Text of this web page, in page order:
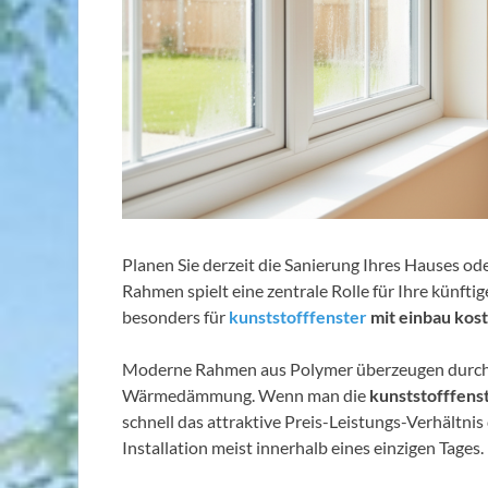
Planen Sie derzeit die Sanierung Ihres Hauses
Rahmen spielt eine zentrale Rolle für Ihre
besonders für kunststofffenster mit einbau
Moderne Rahmen aus Polymer überzeugen
Wärmedämmung. Wenn man die
schnell das attraktive Preis-Leistungs-
Installation meist innerhalb eines einzigen Tages.